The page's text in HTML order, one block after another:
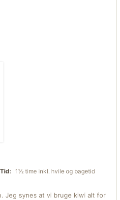
Tid: 1½ time inkl. hvile og bagetid
Jeg synes at vi bruge kiwi alt for